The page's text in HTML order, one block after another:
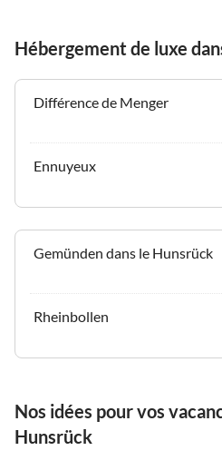
Hébergement de luxe
Différence de Menger
Ennuyeux
Gemünden dans le Hunsrück
Rheinbollen
Nos idées pour vos
Hunsrück